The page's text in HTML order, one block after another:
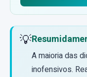
💡
A maioria das
inofensivos.